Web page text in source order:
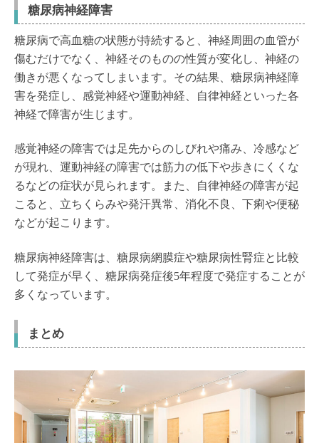
糖尿病神経障害
糖尿病で高血糖の状態が持続すると、神経周囲の血管が
傷むだけでなく、神経そのものの性質が変化し、神経の
働きが悪くなってしまいます。その結果、糖尿病神経障
害を発症し、感覚神経や運動神経、自律神経といった各
神経で障害が生じます。
感覚神経の障害では足先からのしびれや痛み、冷感など
が現れ、運動神経の障害では筋力の低下や歩きにくくな
るなどの症状が見られます。また、自律神経の障害が起
こると、立ちくらみや発汗異常、消化不良、下痢や便秘
などが起こります。
糖尿病神経障害は、糖尿病網膜症や糖尿病性腎症と比較
して発症が早く、糖尿病発症後5年程度で発症することが
多くなっています。
まとめ